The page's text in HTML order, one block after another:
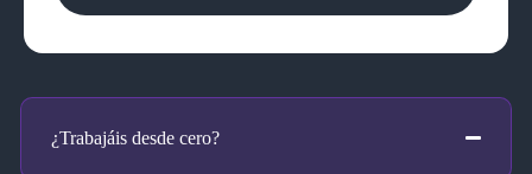
¿Trabajáis desde cero?